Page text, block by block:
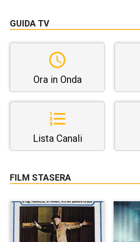
GUIDA TV
Ora in Onda
Lista Canali
FILM STASERA